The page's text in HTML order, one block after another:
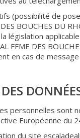
(possibilité de
DES BOUCHES DU
législation
FFME DES
en cas de
personnelles sont
Européenne du
du site